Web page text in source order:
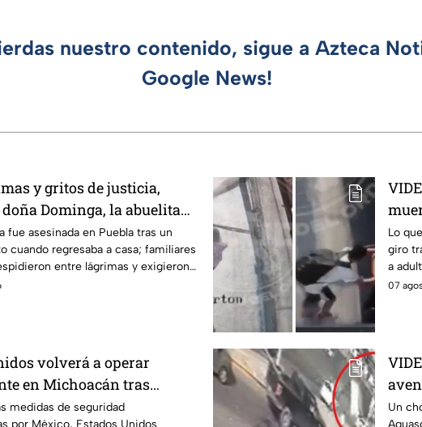
nuestro contenido, sigue a Azteca
Google News!
y gritos de justicia,
Dominga, la abuelita
asalto en Amozoc,
fue asesinada en Puebla tras un
cuando regresaba a casa; familiares
entre lágrimas y exigieron
Lo
giro
a
en
07
volverá a operar
en Michoacán tras
por motivos de seguridad
medidas de seguridad
por México, Estados Unidos
deja
Un